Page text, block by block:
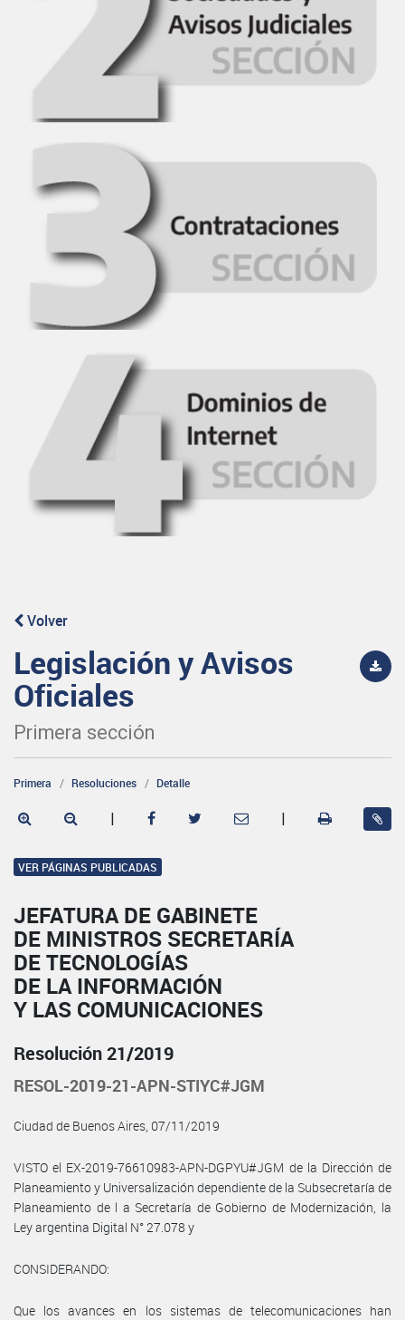
Volver
Legislación y Avisos
Oficiales
Primera sección
Primera Resoluciones Detalle
| |
VER PÁGINAS PUBLICADAS
JEFATURA DE GABINETE
DE MINISTROS SECRETARÍA
DE TECNOLOGÍAS
DE LA INFORMACIÓN
Y LAS COMUNICACIONES
Resolución 21/2019
RESOL-2019-21-APN-STIYC#JGM
Ciudad de Buenos Aires, 07/11/2019
VISTO el EX-2019-76610983-APN-DGPYU#JGM de la Dirección de
Planeamiento y Universalización dependiente de la Subsecretaría de
Planeamiento de l a Secretaría de Gobierno de Modernización, la
Ley argentina Digital N° 27.078 y
CONSIDERANDO:
Que los avances en los sistemas de telecomunicaciones han